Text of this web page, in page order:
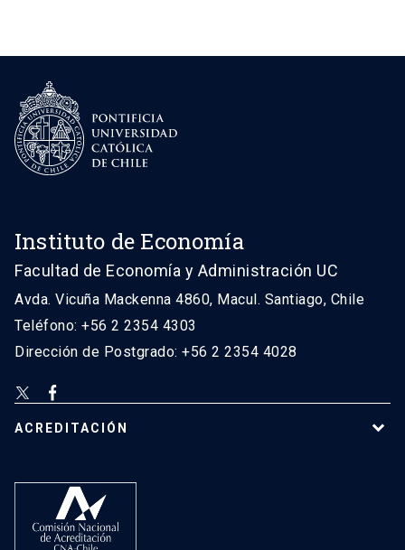
Instituto de Economía
Facultad de Economía y Administración UC
Avda. Vicuña Mackenna 4860, Macul. Santiago, Chile
Teléfono: +56 2 2354 4303
Dirección de Postgrado: +56 2 2354 4028
ACREDITACIÓN